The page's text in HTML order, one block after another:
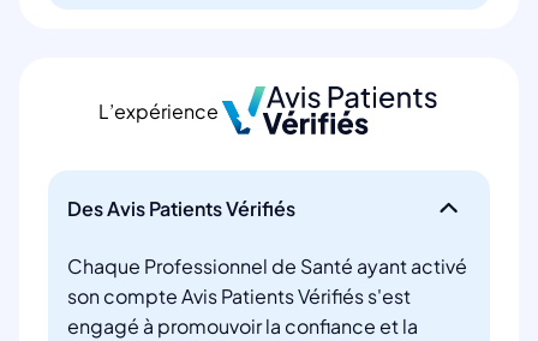
L’expérience
Des Avis Patients Vérifiés
Chaque Professionnel de Santé ayant activé
son compte Avis Patients Vérifiés s'est
engagé à promouvoir la confiance et la